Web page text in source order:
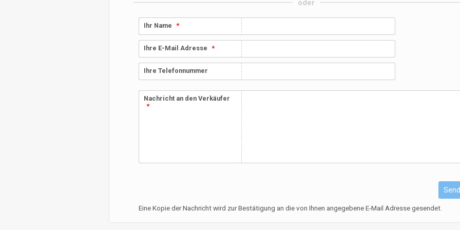
oder
Ihr Name
Ihre E-Mail Adresse
Ihre Telefonnummer
Nachricht an den Verkäufer
Eine Kopie der Nachricht wird zur Bestätigung an die von Ihnen angegebene E-Mail Adresse gesendet.